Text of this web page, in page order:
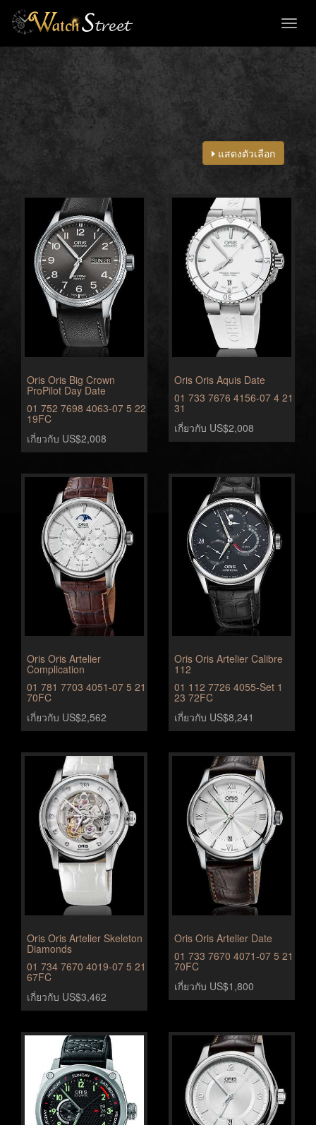
แสดงตัวเลือก
Oris Oris Big Crown
ProPilot Day Date
01 752 7698 4063-07 5 22
19FC
เกี่ยวกับ US$2,008
Oris Oris Aquis Date
01 733 7676 4156-07 4 21
31
เกี่ยวกับ US$2,008
Oris Oris Artelier
Complication
01 781 7703 4051-07 5 21
70FC
เกี่ยวกับ US$2,562
Oris Oris Artelier Calibre
112
01 112 7726 4055-Set 1
23 72FC
เกี่ยวกับ US$8,241
Oris Oris Artelier Skeleton
Diamonds
01 734 7670 4019-07 5 21
67FC
เกี่ยวกับ US$3,462
Oris Oris Artelier Date
01 733 7670 4071-07 5 21
70FC
เกี่ยวกับ US$1,800